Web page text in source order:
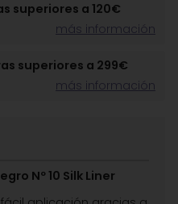
superiores a 120€
más información
superiores a 299€
más información
Nº 10 Silk Liner